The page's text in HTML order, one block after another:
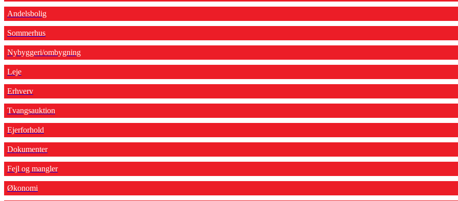
Andelsbolig
Sommerhus
Nybyggeri/ombygning
Leje
Erhverv
Tvangsauktion
Ejerforhold
Dokumenter
Fejl og mangler
Økonomi